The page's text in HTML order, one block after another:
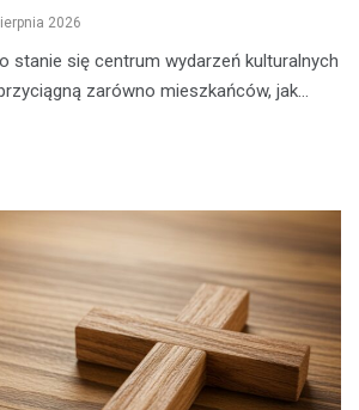
2026
stanie się centrum wydarzeń kulturalnych
zarówno mieszkańców, jak…